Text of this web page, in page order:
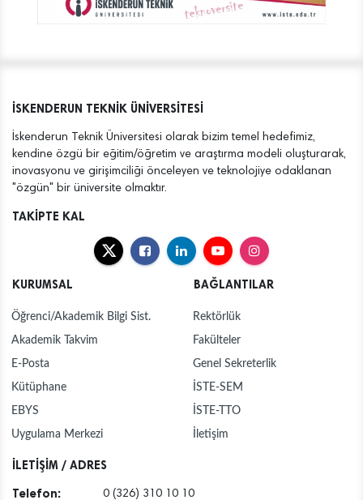
İSKENDERUN TEKNİK ÜNİVERSİTESİ
İskenderun Teknik Üniversitesi olarak bizim temel hedefimiz,
kendine özgü bir eğitim/öğretim ve araştırma modeli oluşturarak,
inovasyonu ve girişimciliği önceleyen ve teknolojiye odaklanan
"özgün" bir üniversite olmaktır.
TAKİPTE KAL
KURUMSAL
Öğrenci/Akademik Bilgi Sist.
Akademik Takvim
E-Posta
Kütüphane
EBYS
Uygulama Merkezi
BAĞLANTILAR
Rektörlük
Fakülteler
Genel Sekreterlik
İSTE-SEM
İSTE-TTO
İletişim
İLETİŞİM / ADRES
Telefon:
0 (326) 310 10 10